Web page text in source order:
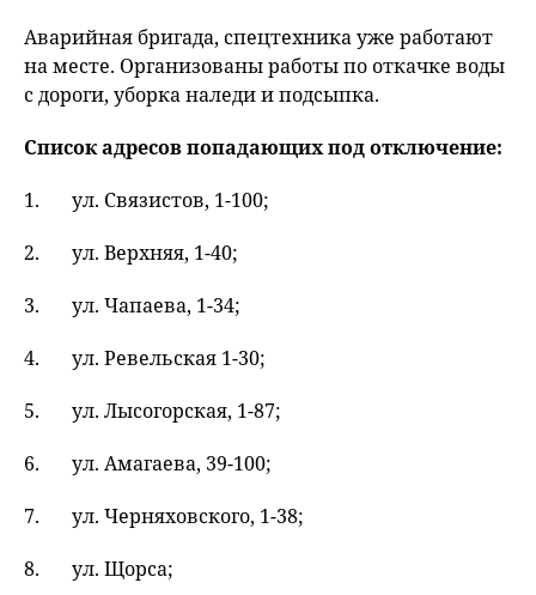
Аварийная бригада, спецтехника уже работают
на месте. Организованы работы по откачке воды
с дороги, уборка наледи и подсыпка.
Список адресов попадающих под отключение:
ул. Связистов, 1-100;
ул. Верхняя, 1-40;
ул. Чапаева, 1-34;
ул. Ревельская 1-30;
ул. Лысогорская, 1-87;
ул. Амагаева, 39-100;
ул. Черняховского, 1-38;
ул. Щорса;